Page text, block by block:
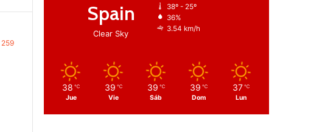
259
Spain
Clear Sky
38º - 25º
36%
3.54 km/h
38 ℃
Jue
39 ℃
Vie
39 ℃
Sáb
39 ℃
Dom
37 ℃
Lun